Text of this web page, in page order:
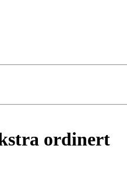
ordinert